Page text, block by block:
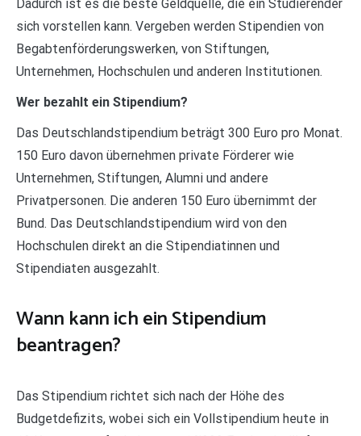
Dadurch ist es die beste Geldquelle, die ein Studierender
sich vorstellen kann. Vergeben werden Stipendien von
Begabtenförderungswerken, von Stiftungen,
Unternehmen, Hochschulen und anderen Institutionen.
Wer bezahlt ein Stipendium?
Das Deutschlandstipendium beträgt 300 Euro pro Monat.
150 Euro davon übernehmen private Förderer wie
Unternehmen, Stiftungen, Alumni und andere
Privatpersonen. Die anderen 150 Euro übernimmt der
Bund. Das Deutschlandstipendium wird von den
Hochschulen direkt an die Stipendiatinnen und
Stipendiaten ausgezahlt.
Wann kann ich ein Stipendium
beantragen?
Das Stipendium richtet sich nach der Höhe des
Budgetdefizits, wobei sich ein Vollstipendium heute in